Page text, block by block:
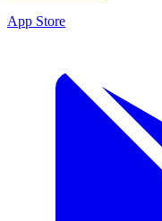
App Store